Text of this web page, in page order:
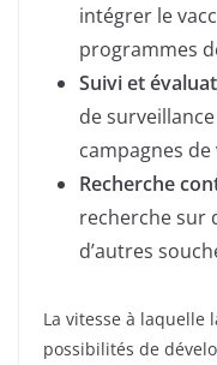
intégrer le
programmes
Suivi et
de
campagnes
Recherche
recherche sur
d’autres
La vitesse à laquelle
possibilités de